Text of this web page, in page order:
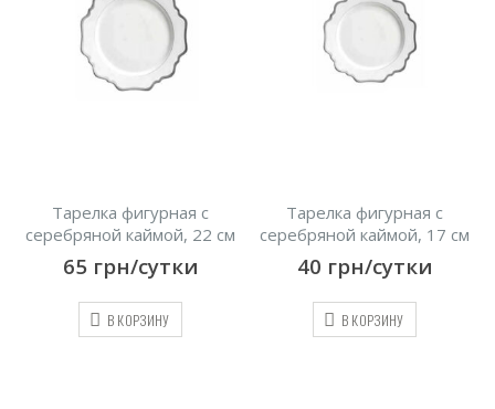
Тарелка фигурная с
серебряной каймой, 22 см
65 грн/сутки
В КОРЗИНУ
Тарелка фигурная с
серебряной каймой, 17 см
40 грн/сутки
В КОРЗИНУ